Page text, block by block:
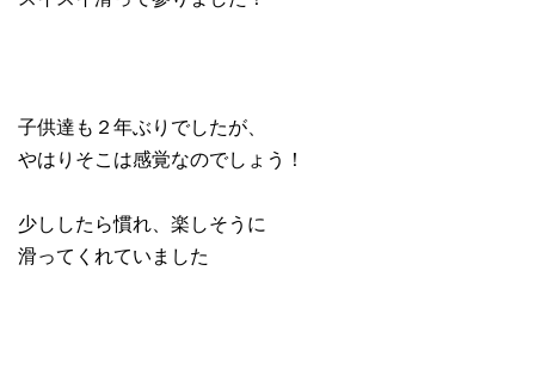
子供達も２年ぶりでしたが、
やはりそこは感覚なのでしょう！
少ししたら慣れ、楽しそうに
滑ってくれていました